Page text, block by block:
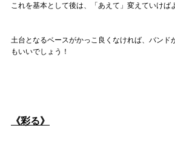
これを基本として後は、「あえて」変えていけば
土台となるベースがかっこ良くなければ、バンド
もいいでしょう！
《彩る》